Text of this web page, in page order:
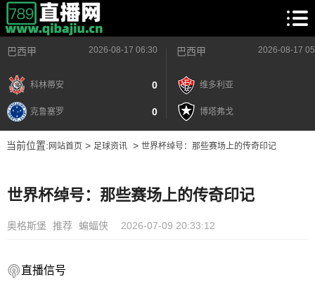
巴西甲 2026-08-17 06:30
科林蒂安 0
克鲁塞罗 0
巴西甲 2026-08-17
维多利亚
博塔弗戈
当前位置: 网站首页> 足球资讯> 世界杯绰号：那些赛场上的传奇印记
世界杯绰号：那些赛场上的传奇印记
奥格斯堡 推荐 蝙蝠侠 2026-07-09 20:33:12
直播信号